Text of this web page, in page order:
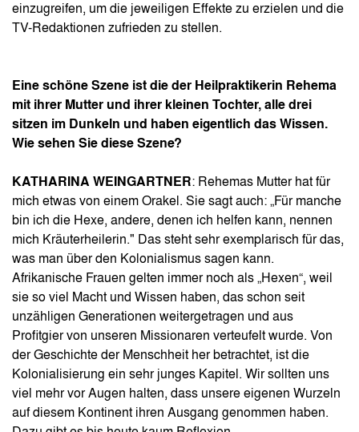
einzugreifen, um die jeweiligen Effekte zu erzielen und die
TV-Redaktionen zufrieden zu stellen.
Eine schöne Szene ist die der Heilpraktikerin Rehema
mit ihrer Mutter und ihrer kleinen Tochter, alle drei
sitzen im Dunkeln und haben eigentlich das Wissen.
Wie sehen Sie diese Szene?
KATHARINA WEINGARTNER: Rehemas Mutter hat für
mich etwas von einem Orakel. Sie sagt auch: „Für manche
bin ich die Hexe, andere, denen ich helfen kann, nennen
mich Kräuterheilerin." Das steht sehr exemplarisch für das,
was man über den Kolonialismus sagen kann.
Afrikanische Frauen gelten immer noch als „Hexen“, weil
sie so viel Macht und Wissen haben, das schon seit
unzähligen Generationen weitergetragen und aus
Profitgier von unseren Missionaren verteufelt wurde. Von
der Geschichte der Menschheit her betrachtet, ist die
Kolonialisierung ein sehr junges Kapitel. Wir sollten uns
viel mehr vor Augen halten, dass unsere eigenen Wurzeln
auf diesem Kontinent ihren Ausgang genommen haben.